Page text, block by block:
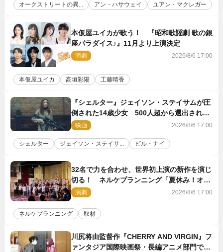
オークストリートの異... アン・ハサウェイ ユアン・マクレガー
本仮屋ユイカが歌う！ 『昭和歌謡劇 歌の銀
座パラダイス♪』11月より上演決定
演劇 2026/8/6 17:00
本仮屋ユイカ 高垣彩陽 工藤晴香
『シェルター』ジェイソン・ステイサムが圧
倒された14歳少女 500人超から選出された
新鋭ボディ・レイ・ブレスナックとは
映画 2026/8/6 17:00
シェルター ジェイソン・ステイサ... ビル・ナイ
32名で力を合わせ、世界初上演の新作を演じ
切る！ ネルケプランニング「夏休み！オ
ン・ワークショップ2026」レポート【最終
日】
演劇 2026/8/6 17:00
ネルケプランニング 取材
川尻将由監督作『CHERRY AND VIRGIN』フ
ァンタジア国際映画祭・長編アニメ部門で観